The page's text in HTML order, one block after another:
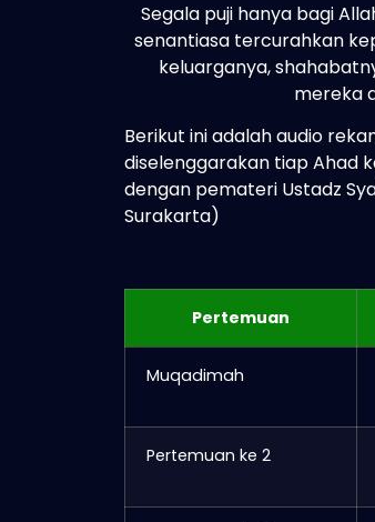
Segala puji hanya bagi
senantiasa tercurahkan
keluarganya,
mereka
Berikut ini adalah audio
diselenggarakan tiap Ahad
dengan pemateri Ustadz
Surakarta)
Pertemuan
Muqadimah
Pertemuan ke 2